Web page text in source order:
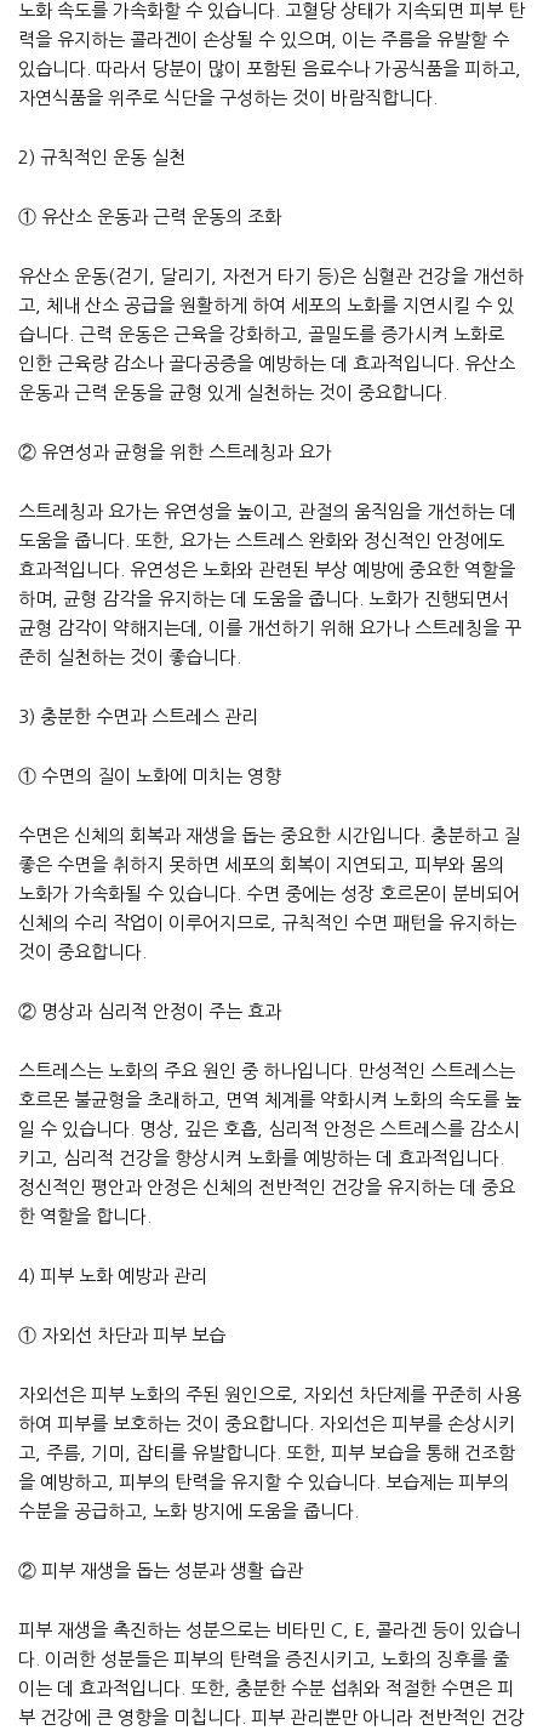
노화 속도를 가속화할 수 있습니다. 고혈당 상태가 지속되면 피부 탄
력을 유지하는 콜라겐이 손상될 수 있으며, 이는 주름을 유발할 수
있습니다. 따라서 당분이 많이 포함된 음료수나 가공식품을 피하고,
자연식품을 위주로 식단을 구성하는 것이 바람직합니다.
2) 규칙적인 운동 실천
① 유산소 운동과 근력 운동의 조화
유산소 운동(걷기, 달리기, 자전거 타기 등)은 심혈관 건강을 개선하
고, 체내 산소 공급을 원활하게 하여 세포의 노화를 지연시킬 수 있
습니다. 근력 운동은 근육을 강화하고, 골밀도를 증가시켜 노화로
인한 근육량 감소나 골다공증을 예방하는 데 효과적입니다. 유산소
운동과 근력 운동을 균형 있게 실천하는 것이 중요합니다.
② 유연성과 균형을 위한 스트레칭과 요가
스트레칭과 요가는 유연성을 높이고, 관절의 움직임을 개선하는 데
도움을 줍니다. 또한, 요가는 스트레스 완화와 정신적인 안정에도
효과적입니다. 유연성은 노화와 관련된 부상 예방에 중요한 역할을
하며, 균형 감각을 유지하는 데 도움을 줍니다. 노화가 진행되면서
균형 감각이 약해지는데, 이를 개선하기 위해 요가나 스트레칭을 꾸
준히 실천하는 것이 좋습니다.
3) 충분한 수면과 스트레스 관리
① 수면의 질이 노화에 미치는 영향
수면은 신체의 회복과 재생을 돕는 중요한 시간입니다. 충분하고 질
좋은 수면을 취하지 못하면 세포의 회복이 지연되고, 피부와 몸의
노화가 가속화될 수 있습니다. 수면 중에는 성장 호르몬이 분비되어
신체의 수리 작업이 이루어지므로, 규칙적인 수면 패턴을 유지하는
것이 중요합니다.
② 명상과 심리적 안정이 주는 효과
스트레스는 노화의 주요 원인 중 하나입니다. 만성적인 스트레스는
호르몬 불균형을 초래하고, 면역 체계를 약화시켜 노화의 속도를 높
일 수 있습니다. 명상, 깊은 호흡, 심리적 안정은 스트레스를 감소시
키고, 심리적 건강을 향상시켜 노화를 예방하는 데 효과적입니다.
정신적인 평안과 안정은 신체의 전반적인 건강을 유지하는 데 중요
한 역할을 합니다.
4) 피부 노화 예방과 관리
① 자외선 차단과 피부 보습
자외선은 피부 노화의 주된 원인으로, 자외선 차단제를 꾸준히 사용
하여 피부를 보호하는 것이 중요합니다. 자외선은 피부를 손상시키
고, 주름, 기미, 잡티를 유발합니다. 또한, 피부 보습을 통해 건조함
을 예방하고, 피부의 탄력을 유지할 수 있습니다. 보습제는 피부의
수분을 공급하고, 노화 방지에 도움을 줍니다.
② 피부 재생을 돕는 성분과 생활 습관
피부 재생을 촉진하는 성분으로는 비타민 C, E, 콜라겐 등이 있습니
다. 이러한 성분들은 피부의 탄력을 증진시키고, 노화의 징후를 줄
이는 데 효과적입니다. 또한, 충분한 수분 섭취와 적절한 수면은 피
부 건강에 큰 영향을 미칩니다. 피부 관리뿐만 아니라 전반적인 건강